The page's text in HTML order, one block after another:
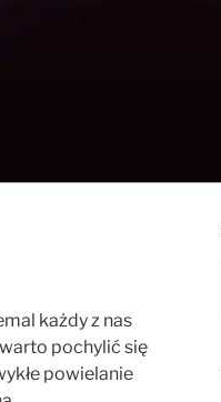
każdy z nas
pochylić się
powielanie